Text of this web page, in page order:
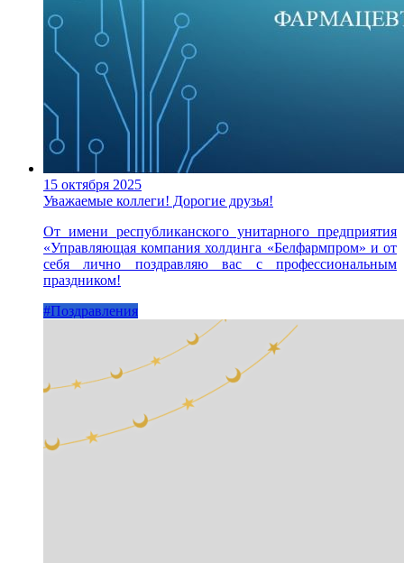
15 октября 2025
Уважаемые коллеги! Дорогие друзья!
От имени республиканского унитарного предприятия
«Управляющая компания холдинга «Белфармпром» и от
себя лично поздравляю вас с профессиональным
праздником!
#Поздравления